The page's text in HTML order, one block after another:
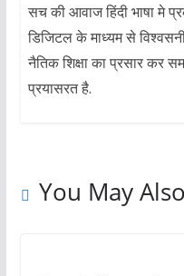
सच की आवाज हिंदी भाषा मे
डिजिटल के माध्यम से
नैतिक शिक्षा का प्रसार कर
प्रयासरत है.
You May